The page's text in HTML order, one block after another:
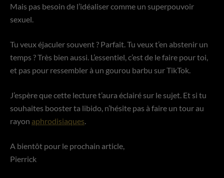
Mais pas besoin de l’idéaliser comme un superpouvoir
sexuel.
Tu veux éjaculer souvent ? Parfait. Tu veux t’en abstenir un
temps ? Très bien aussi. L’essentiel, c’est de le faire pour toi,
et pas pour ressembler à un gourou barbu sur TikTok.
J’espère que cette lecture t’aura éclairé sur le sujet. Et si tu
souhaites booster ta libido, n’hésite pas à faire un tour au
rayon aphrodisiaques.
A bientôt pour le prochain article,
Pierrick